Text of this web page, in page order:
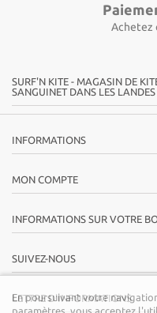
Achetez
SURF'N KITE - MAGASIN DE
SANGUINET DANS LES
INFORMATIONS
MON COMPTE
INFORMATIONS SUR VOTRE
SUIVEZ-NOUS
LETTRE D'INFORMATIONS
En poursuivant votre
paramètres, vous acceptez